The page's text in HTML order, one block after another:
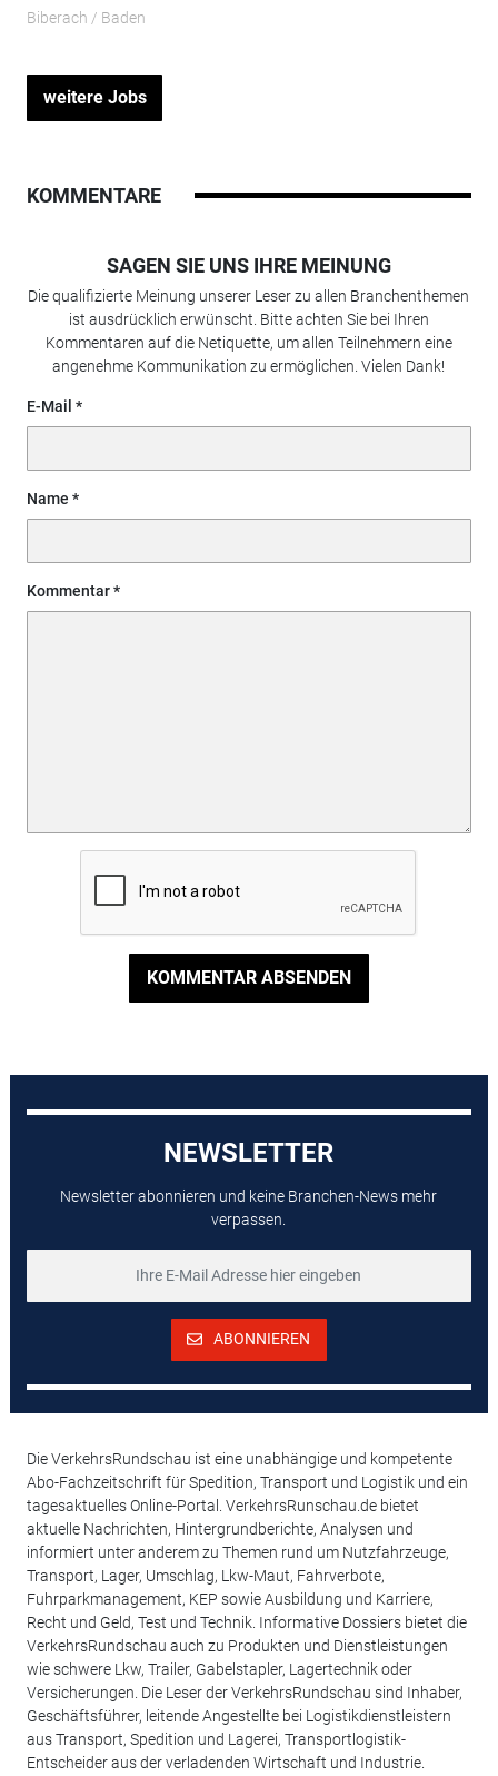
Biberach / Baden
weitere Jobs
KOMMENTARE
SAGEN SIE UNS IHRE MEINUNG
Die qualifizierte Meinung unserer Leser zu allen Branchenthemen
ist ausdrücklich erwünscht. Bitte achten Sie bei Ihren
Kommentaren auf die Netiquette, um allen Teilnehmern eine
angenehme Kommunikation zu ermöglichen. Vielen Dank!
E-Mail
Name
Kommentar
KOMMENTAR ABSENDEN
NEWSLETTER
Newsletter abonnieren und keine Branchen-News mehr
verpassen.
ABONNIEREN
Die VerkehrsRundschau ist eine unabhängige und kompetente
Abo-Fachzeitschrift für Spedition, Transport und Logistik und ein
tagesaktuelles Online-Portal. VerkehrsRunschau.de bietet
aktuelle Nachrichten, Hintergrundberichte, Analysen und
informiert unter anderem zu Themen rund um Nutzfahrzeuge,
Transport, Lager, Umschlag, Lkw-Maut, Fahrverbote,
Fuhrparkmanagement, KEP sowie Ausbildung und Karriere,
Recht und Geld, Test und Technik. Informative Dossiers bietet die
VerkehrsRundschau auch zu Produkten und Dienstleistungen
wie schwere Lkw, Trailer, Gabelstapler, Lagertechnik oder
Versicherungen. Die Leser der VerkehrsRundschau sind Inhaber,
Geschäftsführer, leitende Angestellte bei Logistikdienstleistern
aus Transport, Spedition und Lagerei, Transportlogistik-
Entscheider aus der verladenden Wirtschaft und Industrie.